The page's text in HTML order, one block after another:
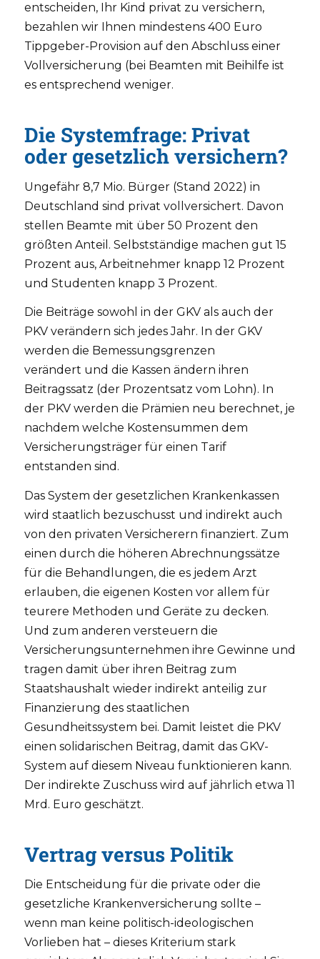
entscheiden, Ihr Kind privat zu versichern,
bezahlen wir Ihnen mindestens 400 Euro
Tippgeber-Provision auf den Abschluss einer
Vollversicherung (bei Beamten mit Beihilfe ist
es entsprechend weniger.
Die Systemfrage: Privat
oder gesetzlich versichern?
Ungefähr 8,7 Mio. Bürger (Stand 2022) in
Deutschland sind privat vollversichert. Davon
stellen Beamte mit über 50 Prozent den
größten Anteil. Selbstständige machen gut 15
Prozent aus, Arbeitnehmer knapp 12 Prozent
und Studenten knapp 3 Prozent.
Die Beiträge sowohl in der GKV als auch der
PKV verändern sich jedes Jahr. In der GKV
werden die Bemessungsgrenzen
verändert und die Kassen ändern ihren
Beitragssatz (der Prozentsatz vom Lohn). In
der PKV werden die Prämien neu berechnet, je
nachdem welche Kostensummen dem
Versicherungsträger für einen Tarif
entstanden sind.
Das System der gesetzlichen Krankenkassen
wird staatlich bezuschusst und indirekt auch
von den privaten Versicherern finanziert. Zum
einen durch die höheren Abrechnungssätze
für die Behandlungen, die es jedem Arzt
erlauben, die eigenen Kosten vor allem für
teurere Methoden und Geräte zu decken.
Und zum anderen versteuern die
Versicherungsunternehmen ihre Gewinne und
tragen damit über ihren Beitrag zum
Staatshaushalt wieder indirekt anteilig zur
Finanzierung des staatlichen
Gesundheitssystem bei. Damit leistet die PKV
einen solidarischen Beitrag, damit das GKV-
System auf diesem Niveau funktionieren kann.
Der indirekte Zuschuss wird auf jährlich etwa 11
Mrd. Euro geschätzt.
Vertrag versus Politik
Die Entscheidung für die private oder die
gesetzliche Krankenversicherung sollte –
wenn man keine politisch-ideologischen
Vorlieben hat – dieses Kriterium stark